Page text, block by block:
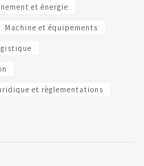
et énergie
Machine et équipements
et règlementations